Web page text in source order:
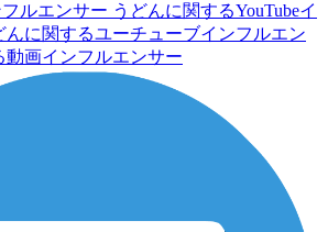
ルエンサー うどんに関するYouTubeイ
んに関するユーチューブインフルエン
動画インフルエンサー